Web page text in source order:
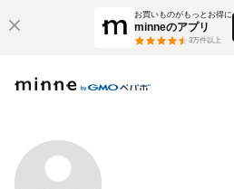
お買いものがもっとお得に
minneのアプリ
3万件以上